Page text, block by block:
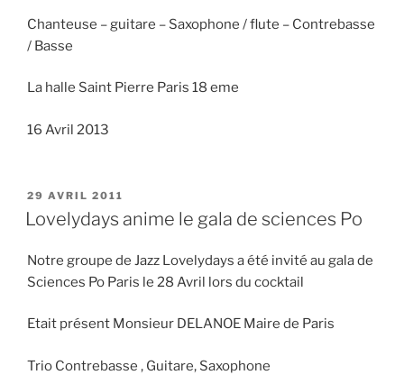
Chanteuse – guitare – Saxophone / flute – Contrebasse
/ Basse
La halle Saint Pierre Paris 18 eme
16 Avril 2013
PUBLIÉ
LE
29 AVRIL 2011
Lovelydays anime le gala de sciences Po
Notre groupe de Jazz Lovelydays a été invité au gala de
Sciences Po Paris le 28 Avril lors du cocktail
Etait présent Monsieur DELANOE Maire de Paris
Trio Contrebasse , Guitare, Saxophone